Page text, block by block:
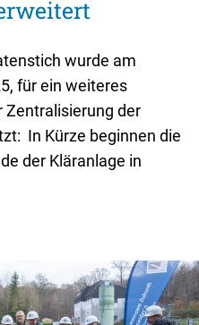
Ummeldung/
Vereine und
Bücher-Shop
wurde am
für ein weiteres
Zentralisierung der
In Kürze beginnen die
der Kläranlage in